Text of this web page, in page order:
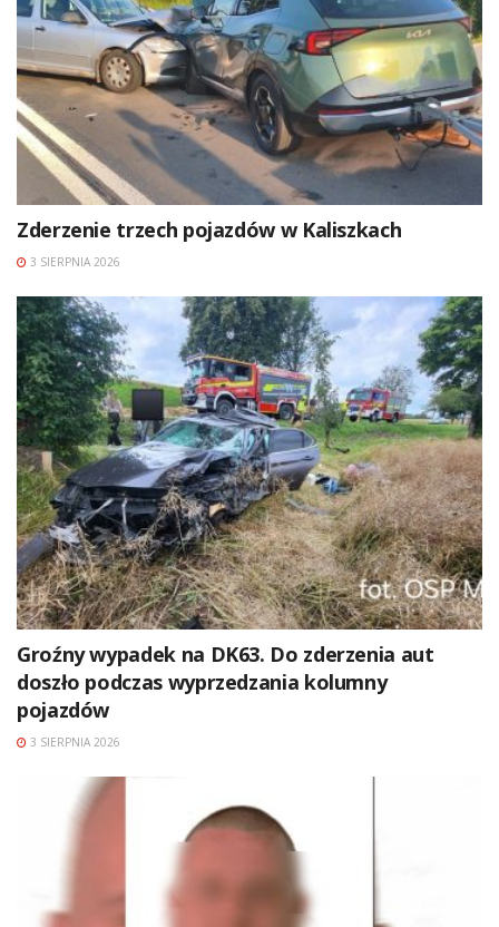
Zderzenie trzech pojazdów w Kaliszkach
3 SIERPNIA 2026
Groźny wypadek na DK63. Do zderzenia aut
doszło podczas wyprzedzania kolumny
pojazdów
3 SIERPNIA 2026